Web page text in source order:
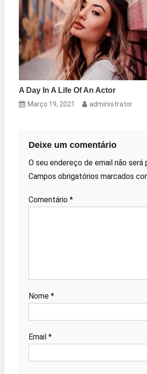
A Day In A Life Of An Actor
Março 19, 2021 administrator
Deixe um comentário
O seu endereço de email não será
Campos obrigatórios marcados
Comentário *
Nome *
Email *